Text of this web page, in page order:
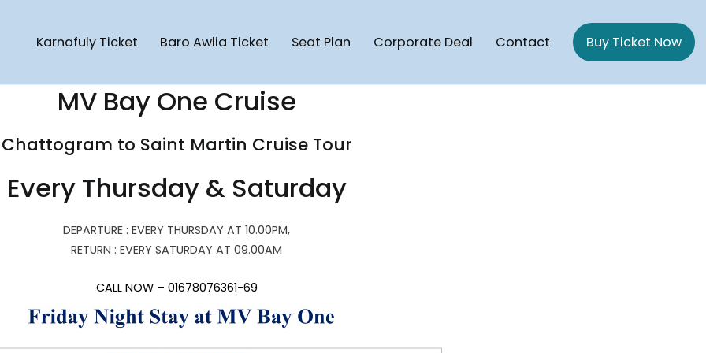
Ship
Cruise Ship | Saint Martin To Chattogram Cruise Ship | Potegaon Cruise | Potegaon Beach To saint Martin Cruise ship
Karnafuly Ticket Baro Awlia Ticket Seat Plan Corporate Deal Contact Buy Ticket Now
MV Bay One Cruise
Chattogram to Saint Martin Cruise Tour
Every Thursday & Saturday
DEPARTURE : EVERY THURSDAY AT 10.00PM,
RETURN : EVERY SATURDAY AT 09.00AM
CALL NOW – 01678076361-69